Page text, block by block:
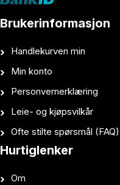
Brukerinformasjon
Handlekurven min
Min konto
Personvernerklæring
Leie- og kjøpsvilkår
Ofte stilte spørsmål (FAQ)
Hurtiglenker
Om